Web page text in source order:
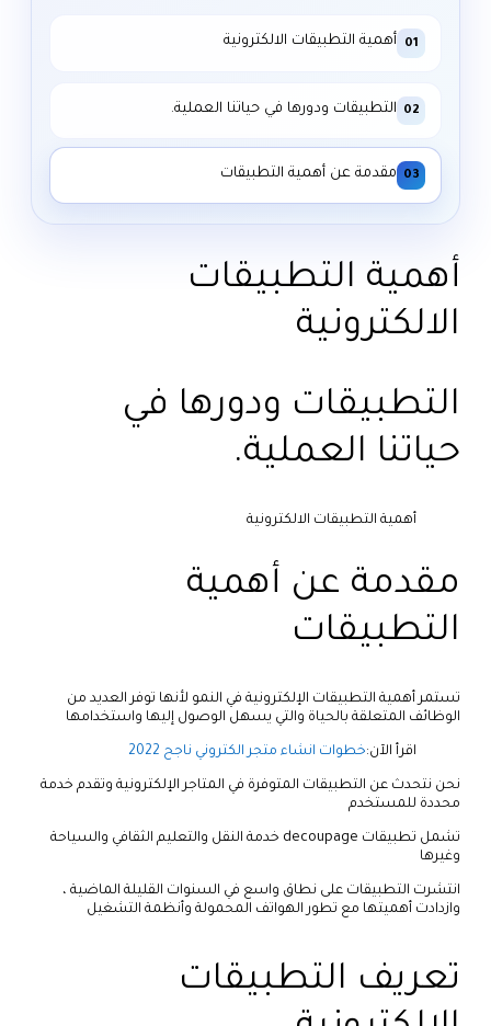
01 أهمية التطبيقات الالكترونية
02 التطبيقات ودورها في حياتنا العملية.
03 مقدمة عن أهمية التطبيقات
أهمية التطبيقات
الالكترونية
التطبيقات ودورها في
حياتنا العملية.
أهمية التطبيقات الالكترونية
مقدمة عن أهمية
التطبيقات
تستمر أهمية التطبيقات الإلكترونية في النمو لأنها توفر العديد من
الوظائف المتعلقة بالحياة والتي يسهل الوصول إليها واستخدامها
اقرأ الآن:خطوات انشاء متجر الكتروني ناجح 2022
نحن نتحدث عن التطبيقات المتوفرة في المتاجر الإلكترونية وتقدم خدمة
محددة للمستخدم
تشمل تطبيقات decoupage خدمة النقل والتعليم الثقافي والسياحة
وغيرها
انتشرت التطبيقات على نطاق واسع في السنوات القليلة الماضية ،
وازدادت أهميتها مع تطور الهواتف المحمولة وأنظمة التشغيل
تعريف التطبيقات